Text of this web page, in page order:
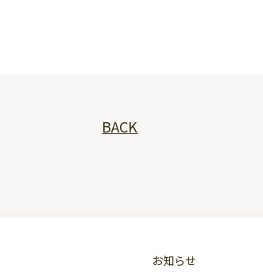
BACK
お知らせ